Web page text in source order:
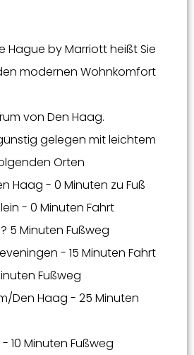
Hague by Marriott heißt Sie
modernen Wohnkomfort
von Den Haag.
gelegen mit leichtem
Orten
Haag - 0 Minuten zu Fuß
- 0 Minuten Fahrt
5 Minuten Fußweg
- 15 Minuten Fahrt
Fußweg
Den Haag - 25 Minuten
10 Minuten Fußweg